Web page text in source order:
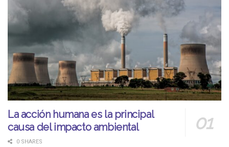
La acción humana es la principal
causa del impacto ambiental
0 SHARES